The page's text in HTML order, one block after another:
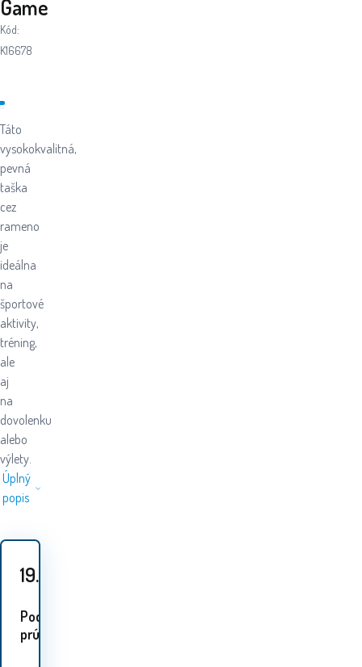
Game
Kód:
K16678
Táto
vysokokvalitná,
pevná
taška
cez
rameno
je
ideálna
na
športové
aktivity,
tréning,
ale
aj
na
dovolenku
alebo
výlety.
Úplný
popis
19.40
Podobné
prúdy: